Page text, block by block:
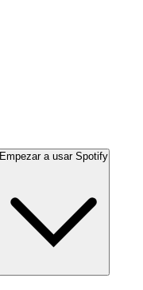
Empezar a usar Spotify